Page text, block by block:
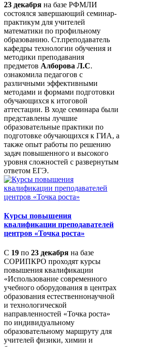
23 декабря на базе РФМЛИ
состоялся завершающий семинар-
практикум для учителей
математики по профильному
образованию. Ст.преподаватель
кафедры технологии обучения и
методики преподавания
предметов Алборова Л.С.
ознакомила педагогов с
различными эффективными
методами и формами подготовки
обучающихся к итоговой
аттестации. В ходе семинара были
представлены лучшие
образовательные практики по
подготовке обучающихся к ГИА, а
также опыт работы по решению
задач повышенного и высокого
уровня сложностей с развернутым
ответом ЕГЭ.
Курсы повышения
квалификации преподавателей
центров «Точка роста»
С 19 по 23 декабря на базе
СОРИПКРО проходят курсы
повышения квалификации
«Использование современного
учебного оборудования в центрах
образования естественнонаучной
и технологической
направленностей «Точка роста»
по индивидуальному
образовательному маршруту для
учителей физики, химии и